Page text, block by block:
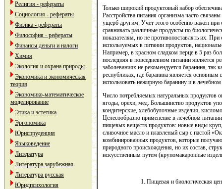
Религия - рефераты
Социология - рефераты
Физика - рефераты
Философия - рефераты
Финансы деньги и налоги
Химия
Экология и охрана природы
Экономика и экономическая
теория
Экономико-математическое
моделирование
Этика и эстетика
Эргономика
Юриспруденция
Языковедение
Литература
Литература зарубежная
Литература русская
Юридпсихология
Только широкий продуктовый набор
Расстройства питания организма часто
ущерб другим. Учет этого особенно важен
сравнивать различные продукты по
показателям, но не противопоставлять их.
используемых в питании продуктов,
Например, в красном сладком перце в 5 раз
последняя в повседневном питании является
заболеваниях не рекомендуется баранина,
республиках, где баранина является
использовать нежирную баранину и в лечебном
Число потребляемых натуральных продуктов
ягоды, орехи, мед. Большинство продуктов
кондитерские, хлебобулочные изделия,
Целесообразно применение в лечебном
пищевых веществ продуктов: новые виды
сливочное масло и плавленый сыр с пастой
комбинированных продуктов, которые
природного происхождения, но их состав,
искусственным путем (крупомакаронные
1. Пищевая и биологическая